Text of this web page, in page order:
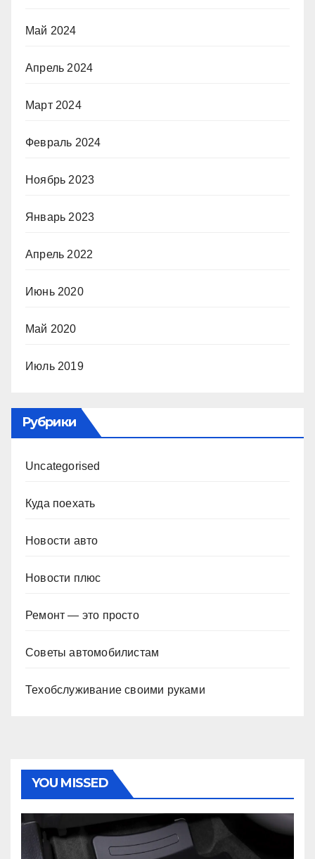
Май 2024
Апрель 2024
Март 2024
Февраль 2024
Ноябрь 2023
Январь 2023
Апрель 2022
Июнь 2020
Май 2020
Июль 2019
Рубрики
Uncategorised
Куда поехать
Новости авто
Новости плюс
Ремонт — это просто
Советы автомобилистам
Техобслуживание своими руками
YOU MISSED